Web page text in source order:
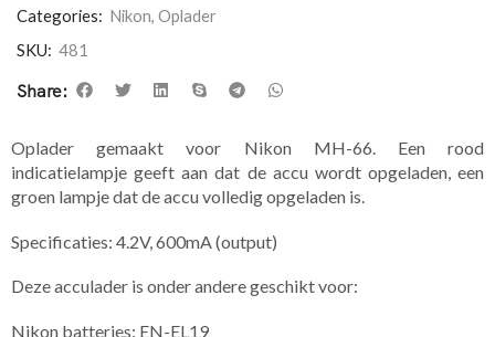
Categories: Nikon, Oplader
SKU: 481
Share:
Oplader gemaakt voor Nikon MH-66. Een rood
indicatielampje geeft aan dat de accu wordt opgeladen, een
groen lampje dat de accu volledig opgeladen is.
Specificaties: 4.2V, 600mA (output)
Deze acculader is onder andere geschikt voor:
Nikon batteries: EN-EL19